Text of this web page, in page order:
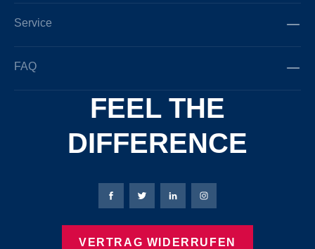
Service
FAQ
FEEL THE
DIFFERENCE
Bierbaum-Proenen Facebook-Seite
Bierbaum-Proenen Twitter Seite
Bierbaum-Proenen LinkedIn
Bierbaum-Proenen
VERTRAG WIDERRUFEN